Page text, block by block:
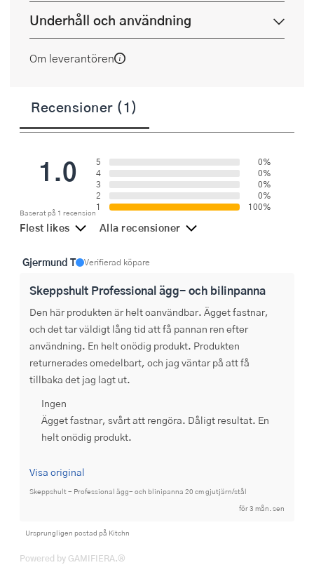
Underhåll och användning
Om leverantören
Recensioner (1)
1.0
Baserat på 1 recension
5
0%
4
0%
3
0%
2
0%
1
100%
Flest likes Alla recensioner
Gjermund T Verifierad köpare
Skeppshult Professional ägg- och bilinpanna
Den här produkten är helt oanvändbar. Ägget fastnar,
och det tar väldigt lång tid att få pannan ren efter
användning. En helt onödig produkt. Produkten
returnerades omedelbart, och jag väntar på att få
tillbaka det jag lagt ut.
Ingen
Ägget fastnar, svårt att rengöra. Dåligt resultat. En
helt onödig produkt.
Visa original
Skeppshult - Professional ägg- och blinipanna 20 cm gjutjärn/stål
för 3 mån. sen
Ursprungligen postad på Kitchn
Powered by GAMIFIERA.®